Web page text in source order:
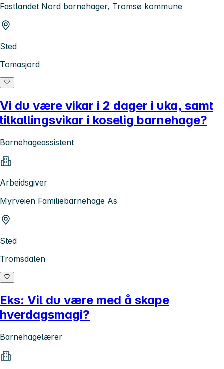
Fastlandet Nord barnehager, Tromsø kommune
Sted
Tomasjord
Vi du være vikar i 2 dager i uka, samt
tilkallingsvikar i koselig barnehage?
Barnehageassistent
Arbeidsgiver
Myrveien Familiebarnehage As
Sted
Tromsdalen
Eks: Vil du være med å skape
hverdagsmagi?
Barnehagelærer